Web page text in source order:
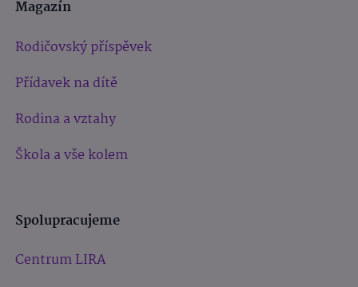
Magazín
Rodičovský příspěvek
Přídavek na dítě
Rodina a vztahy
Škola a vše kolem
Spolupracujeme
Centrum LIRA